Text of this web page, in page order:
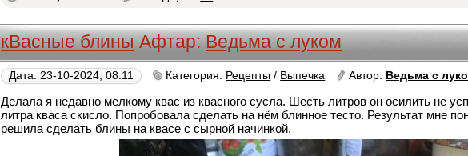
кВасные блины Афтар:Ведьма с луком
Дата: 23-10-2024, 08:11 Категория: Рецепты / Выпечка Автор: Ведьма с
Делала я недавно мелкому квас из квасного сусла. Шесть литров он осилить не
литра кваса скисло. Попробовала сделать на нём блинное тесто. Результат мне
решила сделать блины на квасе с сырной начинкой.